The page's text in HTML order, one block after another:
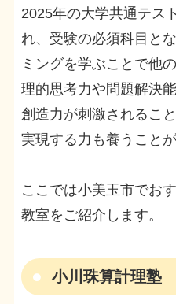
2025年の大学共通テス
れ、受験の必須科目と
ミングを学ぶことで他
理的思考力や問題解決
創造力が刺激されるこ
実現する力も養うこと
ここでは小美玉市でお
教室をご紹介します。
小川珠算計理塾